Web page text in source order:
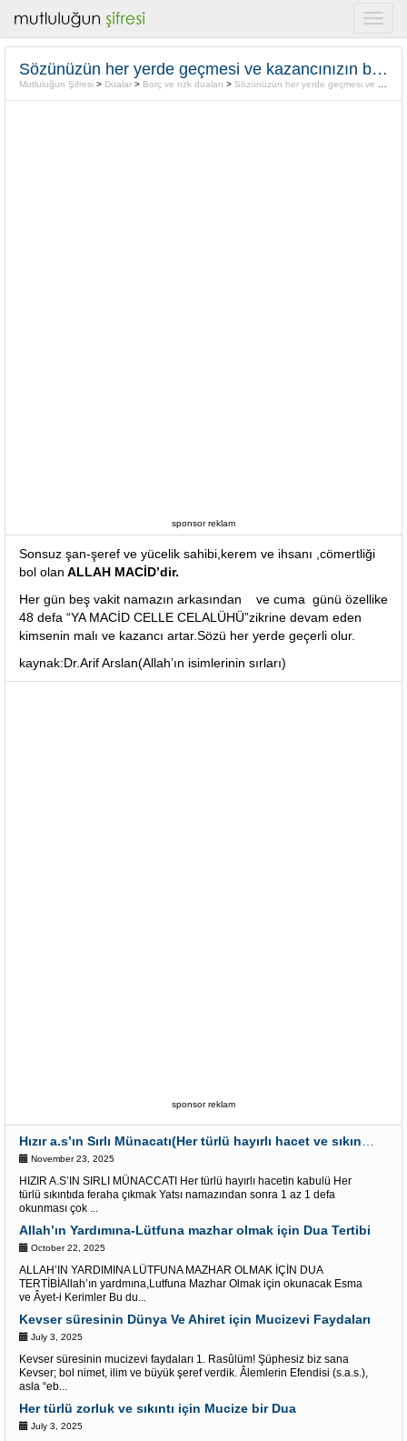
Sözünüzün her yerde geçmesi ve kazancınızın bol olması için “Ya Macid c.c”
Mutluluğun Şifresi > Dualar > Borç ve rızk duaları > Sözünüzün her yerde geçmesi ve kazancınızın bol olması için “Ya Macid c.c”
sponsor reklam
Sonsuz şan-şeref ve yücelik sahibi,kerem ve ihsanı ,cömertliği
bol olan ALLAH MACİD’dir.
Her gün beş vakit namazın arkasından ve cuma günü özellike
48 defa “YA MACİD CELLE CELALÜHÜ”zikrine devam eden
kimsenin malı ve kazancı artar.Sözü her yerde geçerli olur.
kaynak:Dr.Arif Arslan(Allah’ın isimlerinin sırları)
sponsor reklam
November 23, 2025
HIZIR A.S’IN SIRLI MÜNACCATI Her türlü hayırlı hacetin kabulü Her
türlü sıkıntıda feraha çıkmak Yatsı namazından sonra 1 az 1 defa
okunması çok ...
Allah’ın Yardımına-Lütfuna mazhar olmak için Dua Tertibi
October 22, 2025
ALLAH’IN YARDIMINA LÜTFUNA MAZHAR OLMAK İÇİN DUA
TERTİBİAllah’ın yardmına,Lutfuna Mazhar Olmak için okunacak Esma
ve Âyet-i Kerimler Bu du...
Kevser süresinin Dünya Ve Ahiret için Mucizevi Faydaları
July 3, 2025
Kevser süresinin mucizevi faydaları 1. Rasûlüm! Şüphesiz biz sana
Kevser; bol nimet, ilim ve büyük şeref verdik. Âlemlerin Efendisi (s.a.s.),
asla “eb...
Her türlü zorluk ve sıkıntı için Mucize bir Dua
July 3, 2025